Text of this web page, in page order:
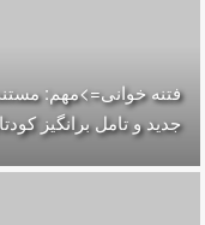
جدید و تامل برانگیز